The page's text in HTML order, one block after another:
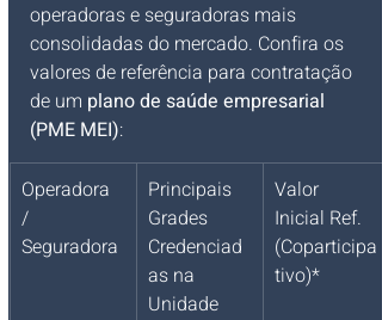
operadoras e seguradoras mais
consolidadas do mercado. Confira os
valores de referência para contratação
de um plano de saúde empresarial
(PME MEI):
Operadora
/
Seguradora
Principais
Grades
Credenciad
as na
Unidade
Valor
Inicial Ref.
(Coparticipa
tivo)*